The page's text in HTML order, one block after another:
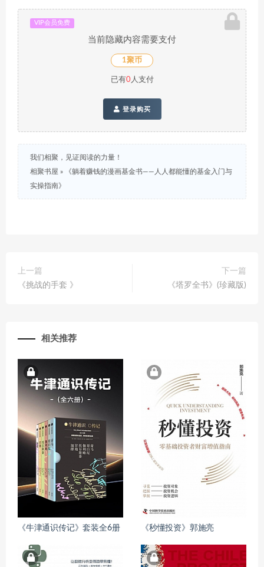
VIP会员免费
当前隐藏内容需要支付
1聚币
已有0人支付
登录购买
我们相聚，见证阅读的力量！
相聚书屋 »
《躺着赚钱的漫画基金书——人人都能懂的基金入门与
实操指南》
上一篇
《挑战的手套 》
下一篇
《塔罗全书》(珍藏版)
相关推荐
《牛津通识传记》套装全6册 《秒懂投资》郭施亮